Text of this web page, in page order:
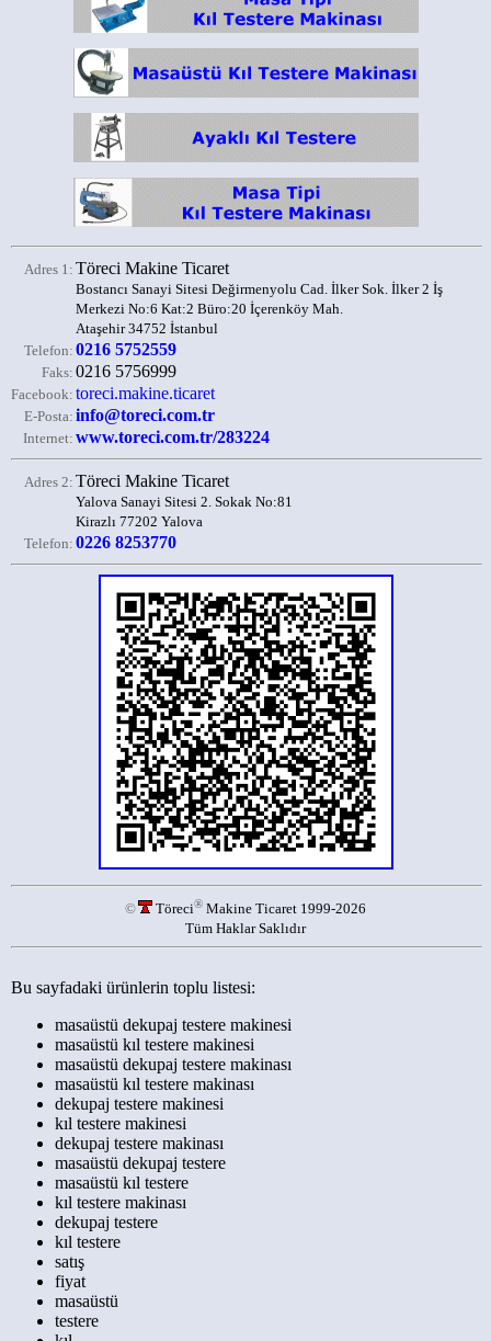
Adres 1: Töreci Makine Ticaret
Bostancı Sanayi Sitesi Değirmenyolu Cad. İlker Sok. İlker 2 İş
Merkezi No:6 Kat:2 Büro:20 İçerenköy Mah.
Ataşehir 34752 İstanbul
Telefon: 0216 5752559
Faks: 0216 5756999
Facebook: toreci.makine.ticaret
E-Posta: info@toreci.com.tr
Internet: www.toreci.com.tr/283224
Adres 2: Töreci Makine Ticaret
Yalova Sanayi Sitesi 2. Sokak No:81
Kirazlı 77202 Yalova
Telefon: 0226 8253770
© Töreci® Makine Ticaret 1999-2026
Tüm Haklar Saklıdır
Bu sayfadaki ürünlerin toplu listesi:
masaüstü dekupaj testere makinesi
masaüstü kıl testere makinesi
masaüstü dekupaj testere makinası
masaüstü kıl testere makinası
dekupaj testere makinesi
kıl testere makinesi
dekupaj testere makinası
masaüstü dekupaj testere
masaüstü kıl testere
kıl testere makinası
dekupaj testere
kıl testere
satış
fiyat
masaüstü
testere